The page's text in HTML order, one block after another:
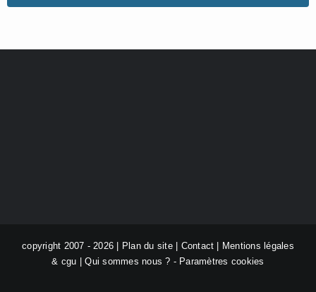
copyright 2007 - 2026 | Plan du site| Contact | Mentions légales
& cgu |Qui sommes nous ? - Paramètres cookies